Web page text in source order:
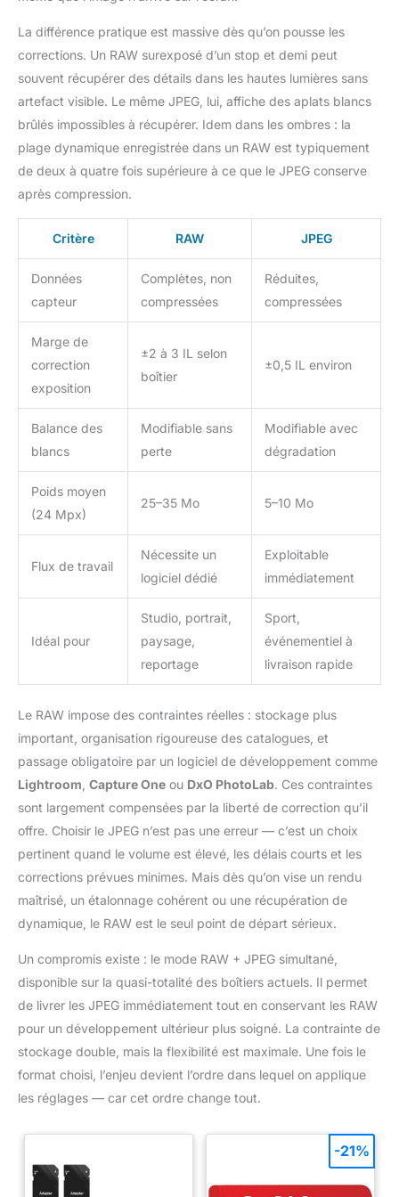
La différence pratique est massive dès qu’on pousse les
corrections. Un RAW surexposé d’un stop et demi peut
souvent récupérer des détails dans les hautes lumières sans
artefact visible. Le même JPEG, lui, affiche des aplats blancs
brûlés impossibles à récupérer. Idem dans les ombres : la
plage dynamique enregistrée dans un RAW est typiquement
de deux à quatre fois supérieure à ce que le JPEG conserve
après compression.
Critère RAW JPEG
Données
capteur
Complètes, non
compressées
Réduites,
compressées
Marge de
correction
exposition
±2 à 3 IL selon
boîtier
±0,5 IL environ
Balance des
blancs
Modifiable sans
perte
Modifiable avec
dégradation
Poids moyen
(24 Mpx)
25–35 Mo 5–10 Mo
Flux de travail
Nécessite un
logiciel dédié
Exploitable
immédiatement
Idéal pour
Studio, portrait,
paysage,
reportage
Sport,
événementiel à
livraison rapide
Le RAW impose des contraintes réelles : stockage plus
important, organisation rigoureuse des catalogues, et
passage obligatoire par un logiciel de développement comme
Lightroom Capture One ou DxO PhotoLab. Ces contraintes
sont largement compensées par la liberté de correction qu’il
offre. Choisir le JPEG n’est pas une erreur — c’est un choix
pertinent quand le volume est élevé, les délais courts et les
corrections prévues minimes. Mais dès qu’on vise un rendu
maîtrisé, un étalonnage cohérent ou une récupération de
dynamique, le RAW est le seul point de départ sérieux.
Un compromis existe : le mode RAW + JPEG simultané,
disponible sur la quasi-totalité des boîtiers actuels. Il permet
de livrer les JPEG immédiatement tout en conservant les RAW
pour un développement ultérieur plus soigné. La contrainte de
stockage double, mais la flexibilité est maximale. Une fois le
format choisi, l’enjeu devient l’ordre dans lequel on applique
les réglages — car cet ordre change tout.
-21%